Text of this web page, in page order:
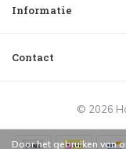
Informatie
Contact
© 2026
Door het gebruiken van